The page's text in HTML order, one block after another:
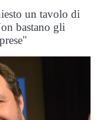
un tavolo di
bastano gli